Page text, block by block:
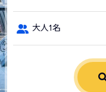
大人1名